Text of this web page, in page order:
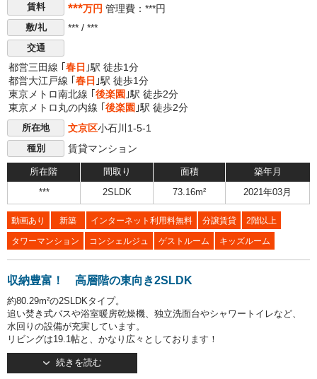
賃料 ***万円 管理費：***円
敷/礼 *** / ***
交通
都営三田線 ｢ 春日 ｣駅 徒歩1分
都営大江戸線 ｢ 春日 ｣駅 徒歩1分
東京メトロ南北線 ｢ 後楽園 ｣駅 徒歩2分
東京メトロ丸の内線 ｢ 後楽園 ｣駅 徒歩2分
所在地 文京区小石川1-5-1
種別 賃貸マンション
所在階 間取り 面積 築年月
*** 2SLDK 73.16m² 2021年03月
動画あり 新築 インターネット利用料無料 分譲賃貸 2階以上
タワーマンション コンシェルジュ ゲストルーム キッズルーム
収納豊富！ 高層階の東向き2SLDK
約80.29m²の2SLDKタイプ。
追い焚き式バスや浴室暖房乾燥機、独立洗面台やシャワートイレなど、
水回りの設備が充実しています。
リビングは19.1帖と、かなり広々としております！
キッチンは人気のカウンタータイプ・ガス3口コンロ設置済みです。
続きを読む